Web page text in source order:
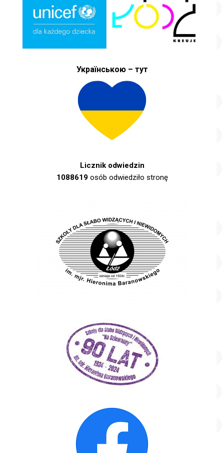
Українською – тут
Licznik odwiedzin
1088619osób odwiedziło stronę